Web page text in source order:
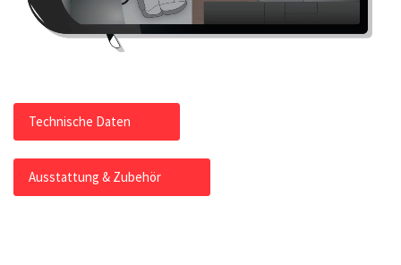
Technische Daten
Ausstattung & Zubehör